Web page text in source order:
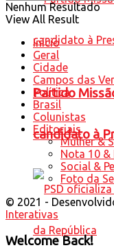
Partido
candidato à
Nenhum Resultado
View All Result
Início
Geral
Cidade
Campos das
Política
Brasil
Colunistas
Editoriais
Mulher &
Nota 10 &
Social &
Foto da
© 2021 -
Interativas
Welcome Back!